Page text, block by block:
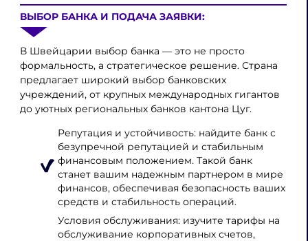
ВЫБОР БАНКА И ПОДАЧА ЗАЯВКИ:
В Швейцарии выбор банка — это не просто
формальность, а стратегическое решение. Страна
предлагает широкий выбор банковских
учреждений, от крупных международных гигантов
до уютных региональных банков кантона Цуг.
Репутация и устойчивость: найдите банк с
безупречной репутацией и стабильным
финансовым положением. Такой банк
станет вашим надежным партнером в мире
финансов, обеспечивая безопасность ваших
средств и стабильность операций.
Условия обслуживания: изучите тарифы на
обслуживание корпоративных счетов,